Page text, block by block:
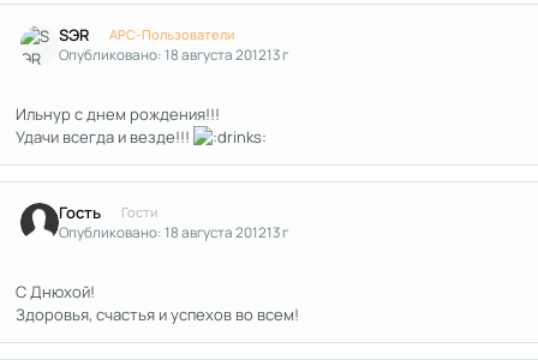
SЭR APC-Пользователи
Опубликовано:18 августа 201213 г
Ильнур с днем рождения!!!
Удачи всегда и везде!!!
Гость Гости
Опубликовано:18 августа 201213 г
С Днюхой!
Здоровья, счастья и успехов во всем!